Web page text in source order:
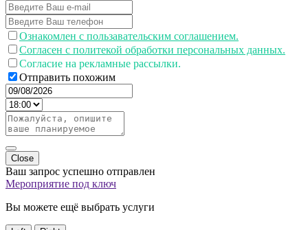
Ознакомлен с пользавательским соглашением.
Согласен с политекой обработки персональных данных.
Согласие на рекламные рассылки.
Отправить похожим
Close
Ваш запрос успешно отправлен
Мероприятие под ключ
Вы можете ещё выбрать услуги